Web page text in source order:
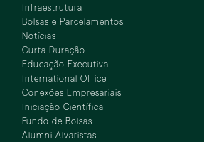
Infraestrutura
Bolsas e Parcelamentos
Notícias
Curta Duração
Educação Executiva
International Office
Conexões Empresariais
Iniciação Científica
Fundo de Bolsas
Alumni Alvaristas